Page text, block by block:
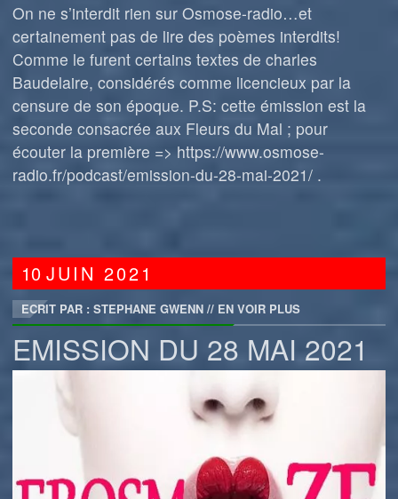
On ne s’interdit rien sur Osmose-radio…et
certainement pas de lire des poèmes interdits!
Comme le furent certains textes de charles
Baudelaire, considérés comme licencieux par la
censure de son époque. P.S: cette émission est la
seconde consacrée aux Fleurs du Mal ; pour
écouter la première => https://www.osmose-
radio.fr/podcast/emission-du-28-mai-2021/ .
10JUIN2021
ECRIT PAR : STEPHANE GWENN // EN VOIR PLUS
EMISSION DU 28 MAI 2021